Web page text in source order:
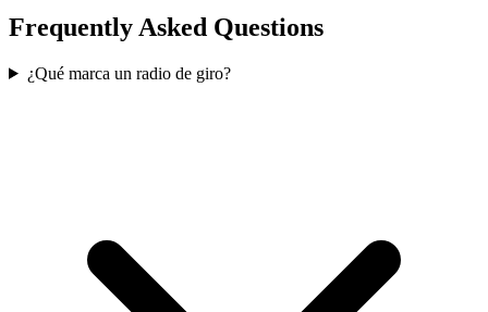
Frequently Asked Questions
¿Qué marca un radio de giro?